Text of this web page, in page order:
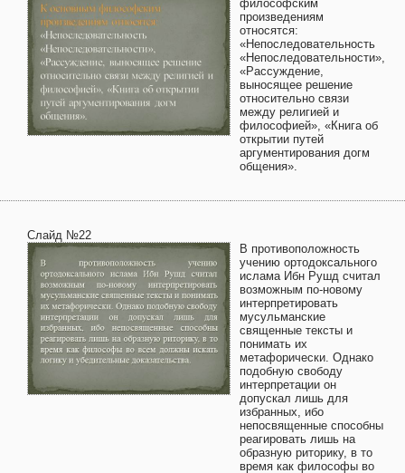
философским
произведениям
относятся:
«Непоследовательность
«Непоследовательности»,
«Рассуждение,
выносящее решение
относительно связи
между религией и
философией», «Книга об
открытии путей
аргументирования догм
общения».
Слайд №22
В противоположность
учению ортодоксального
ислама Ибн Рушд считал
возможным по-новому
интерпретировать
мусульманские
священные тексты и
понимать их
метафорически. Однако
подобную свободу
интерпретации он
допускал лишь для
избранных, ибо
непосвященные способны
реагировать лишь на
образную риторику, в то
время как философы во